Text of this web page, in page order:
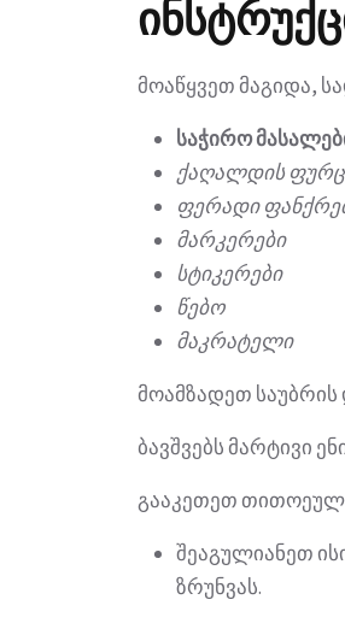
მოაწყვეთ მაგიდა,
საჭირო
ქაღალდის
ფერადი
მარკერები
სტიკერები
წებო
მაკრატელი
მოამზადეთ საუბრის
ბავშვებს მარტივი
გააკეთეთ თითოეულ
შეაგულიანეთ
ზრუნვას.